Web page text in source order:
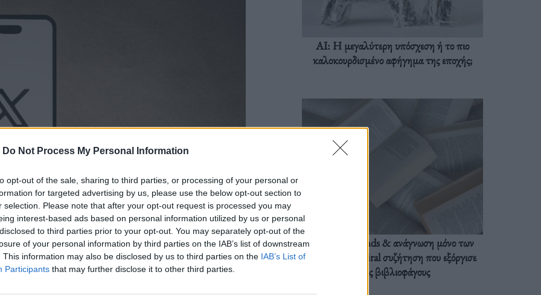
Do Not Process My Personal Information
opt-out of the sale, sharing to third parties, or processing of your personal or
for targeted advertising by us, please use the below opt-out section to
selection. Please note that after your opt-out request is processed you may
interest-based ads based on personal information utilized by us or personal
to third parties prior to your opt-out. You may separately opt-out of the
of your personal information by third parties on the IAB’s list of downstream
This information may also be disclosed by us to third parties on the IAB’s List of
Participants that may further disclose it to other third parties.
AI: Η μεγαλύτερη υπόσχεση ή το πιο
καλοκουρδισμένο αφήγημα της εποχής;
BookTok trends & ανάγνωση μόνο των
διαλόγων: Η viral συζήτηση που εξόργισε
τους βιβλιοφάγους